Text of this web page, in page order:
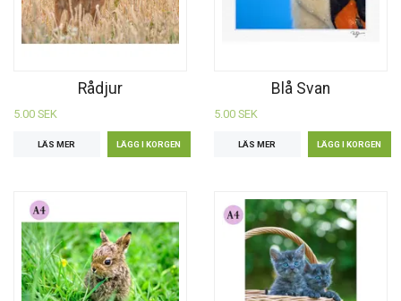
Rådjur
5.00 SEK
LÄS MER
Blå Svan
5.00 SEK
LÄS MER